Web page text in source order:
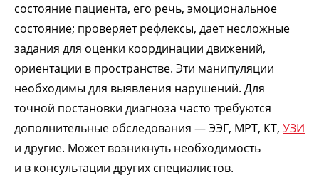
состояние пациента, его речь, эмоциональное
состояние; проверяет рефлексы, дает несложные
задания для оценки координации движений,
ориентации в пространстве. Эти манипуляции
необходимы для выявления нарушений. Для
точной постановки диагноза часто требуются
дополнительные обследования — ЭЭГ, МРТ, КТ, УЗИ
и другие. Может возникнуть необходимость
и в консультации других специалистов.